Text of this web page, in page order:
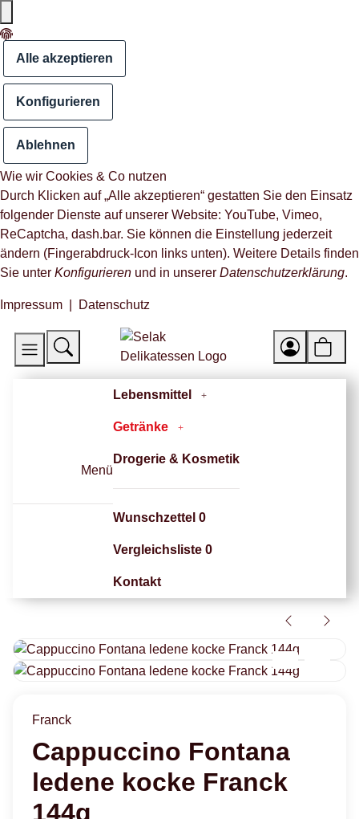
Alle akzeptieren
Konfigurieren
Ablehnen
Wie wir Cookies & Co nutzen
Durch Klicken auf „Alle akzeptieren“ gestatten Sie den Einsatz
folgender Dienste auf unserer Website: YouTube, Vimeo,
ReCaptcha, dash.bar. Sie können die Einstellung jederzeit
ändern (Fingerabdruck-Icon links unten). Weitere Details finden
Sie unter Konfigurieren und in unserer Datenschutzerklärung.
Impressum Datenschutz
Menü
Lebensmittel
Getränke
Drogerie & Kosmetik
Wunschzettel 0
Vergleichsliste 0
Kontakt
Franck
Cappuccino Fontana
ledene kocke Franck
144g